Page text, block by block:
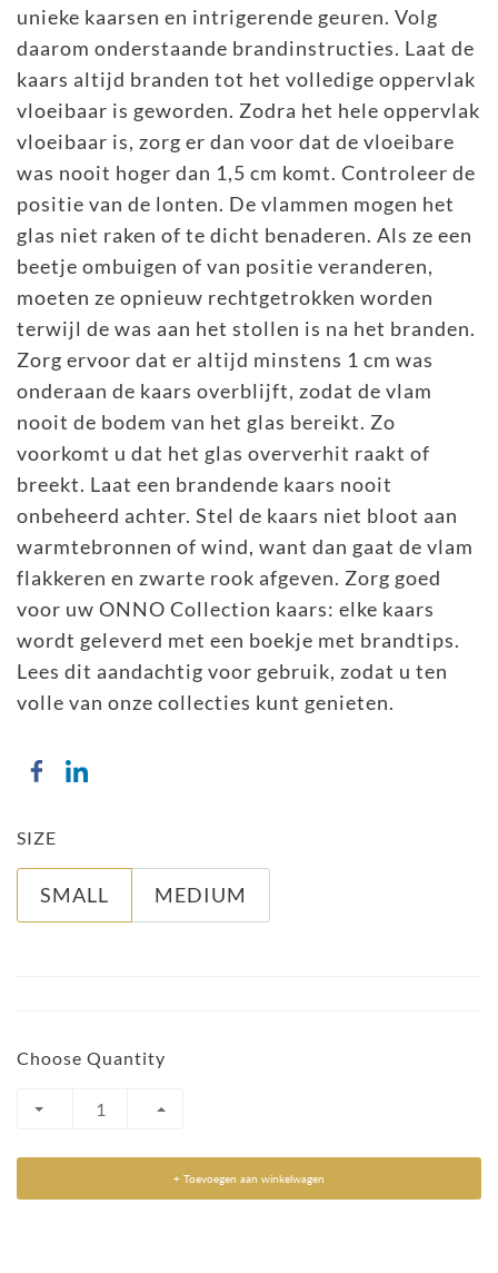
unieke kaarsen en intrigerende geuren. Volg
daarom onderstaande brandinstructies. Laat de
kaars altijd branden tot het volledige oppervlak
vloeibaar is geworden. Zodra het hele oppervlak
vloeibaar is, zorg er dan voor dat de vloeibare
was nooit hoger dan 1,5 cm komt. Controleer de
positie van de lonten. De vlammen mogen het
glas niet raken of te dicht benaderen. Als ze een
beetje ombuigen of van positie veranderen,
moeten ze opnieuw rechtgetrokken worden
terwijl de was aan het stollen is na het branden.
Zorg ervoor dat er altijd minstens 1 cm was
onderaan de kaars overblijft, zodat de vlam
nooit de bodem van het glas bereikt. Zo
voorkomt u dat het glas oververhit raakt of
breekt. Laat een brandende kaars nooit
onbeheerd achter. Stel de kaars niet bloot aan
warmtebronnen of wind, want dan gaat de vlam
flakkeren en zwarte rook afgeven. Zorg goed
voor uw ONNO Collection kaars: elke kaars
wordt geleverd met een boekje met brandtips.
Lees dit aandachtig voor gebruik, zodat u ten
volle van onze collecties kunt genieten.
SIZE
SMALL MEDIUM
Choose Quantity
+ Toevoegen aan winkelwagen